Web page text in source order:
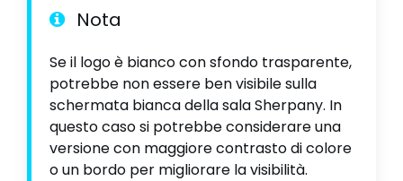
Nota
Se il logo è bianco con sfondo trasparente,
potrebbe non essere ben visibile sulla
schermata bianca della sala Sherpany. In
questo caso si potrebbe considerare una
versione con maggiore contrasto di colore
o un bordo per migliorare la visibilità.